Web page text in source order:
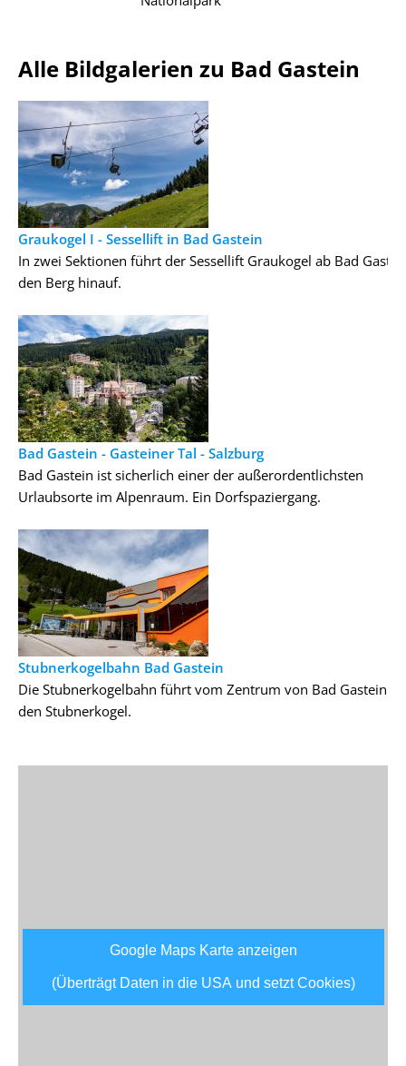
Alle Bildgalerien zu Bad Gastein
Graukogel I - Sessellift in Bad Gastein
In zwei Sektionen führt der Sessellift Graukogel ab Bad
den Berg hinauf.
Bad Gastein - Gasteiner Tal - Salzburg
Bad Gastein ist sicherlich einer der außerordentlichsten
Urlaubsorte im Alpenraum. Ein Dorfspaziergang.
Stubnerkogelbahn Bad Gastein
Die Stubnerkogelbahn führt vom Zentrum von Bad Gastein
den Stubnerkogel.
Google Maps Karte anzeigen
(Überträgt Daten in die USA und setzt Cookies)